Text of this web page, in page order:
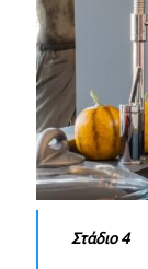
Στάδιο 4